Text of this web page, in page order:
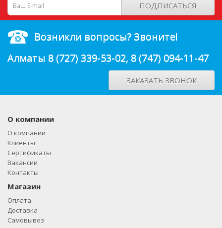
ПОДПИСАТЬСЯ
Возникли вопросы? Звоните!
Алматы 8 (727) 339-53-02, 8 (747) 094-11-47
ЗАКАЗАТЬ ЗВОНОК
О компании
О компании
Клиенты
Сертификаты
Вакансии
Контакты
Магазин
Оплата
Доставка
Самовывоз